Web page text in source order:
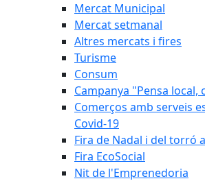
Mercat Municipal
Mercat setmanal
Altres mercats i fires
Turisme
Consum
Campanya "Pensa local,
Comerços amb serveis
Covid-19
Fira de Nadal i del torró
Fira EcoSocial
Nit de l'Emprenedoria